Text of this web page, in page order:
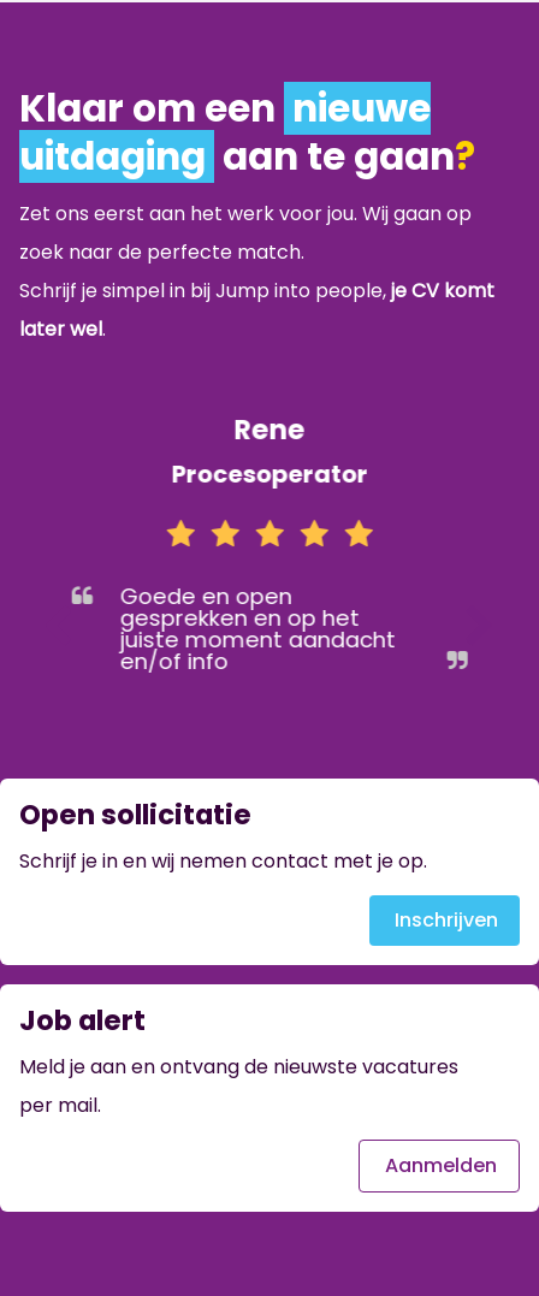
Klaar om een nieuwe
uitdaging aan te gaan?
Zet ons eerst aan het werk voor jou. Wij gaan op
zoek naar de perfecte match.
Schrijf je simpel in bij Jump into people,je CV komt
later wel.
Rene
Procesoperator
Goede en open
gesprekken en op het
juiste moment aandacht
en/of info
Open sollicitatie
Schrijf je in en wij nemen contact met je op.
Inschrijven
Job alert
Meld je aan en ontvang de nieuwste vacatures
per mail.
Aanmelden